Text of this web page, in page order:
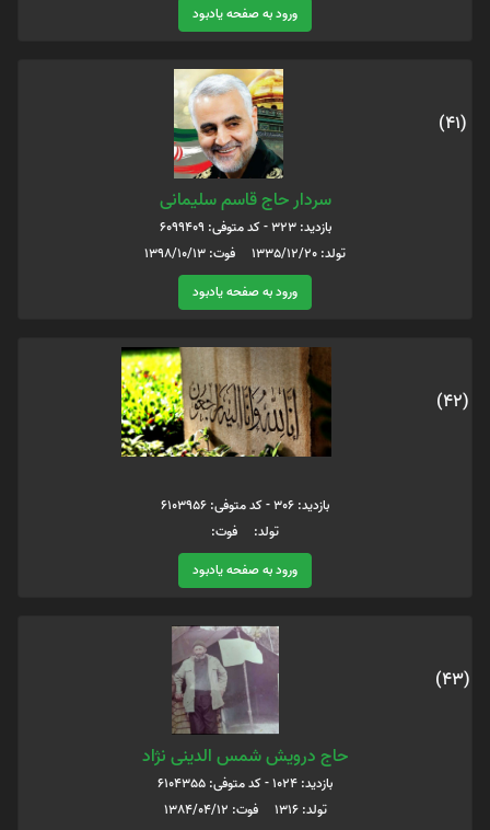
ورود به صفحه یادبود
(41)
سردار حاج قاسم سلیمانی
بازدید: 323 - کد متوفی: 6099409
تولد: 1335/12/20 فوت: 1398/10/13
ورود به صفحه یادبود
(42)
بازدید: 306 - کد متوفی: 6103956
تولد: فوت:
ورود به صفحه یادبود
(43)
حاج درویش شمس الدینی نژاد
بازدید: 1024 - کد متوفی: 6104355
تولد: 1316 فوت: 1384/04/12